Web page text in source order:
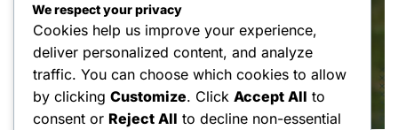
We respect your privacy
Cookies help us improve your experience,
deliver personalized content, and analyze
traffic. You can choose which cookies to allow
by clicking Customize. Click Accept All to
consent or Reject All to decline non-essential